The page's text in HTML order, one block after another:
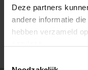
Deze partners
andere informatie
hebben verzameld